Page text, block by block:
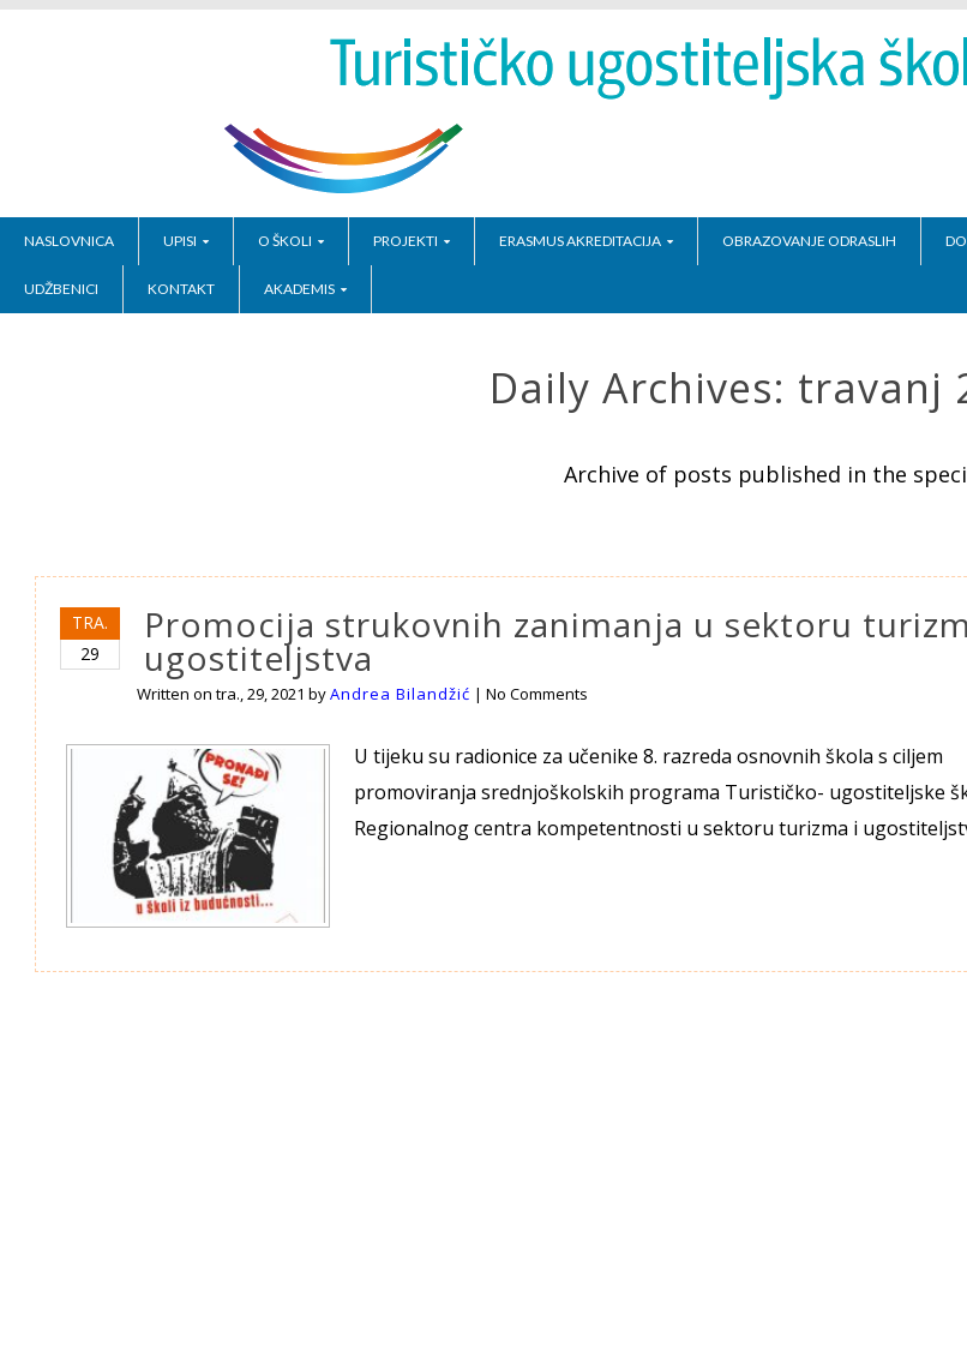
NASLOVNICA UPISI O ŠKOLI PROJEKTI ERASMUS AKREDITACIJA OBRAZOVANJE ODRASLIH
UDŽBENICI KONTAKT AKADEMIS
Daily Archives: travanj
Archive of posts published in the
TRA.
29
Promocija strukovnih zanimanja u sektoru
ugostiteljstva
Written ontra., 29, 2021 byAndrea Bilandžić |No Comments
U tijeku su radionice za učenike 8. razreda osnovnih škola s ciljem
promoviranja srednjoškolskih programa Turističko- ugostiteljske
Regionalnog centra kompetentnosti u sektoru turizma i